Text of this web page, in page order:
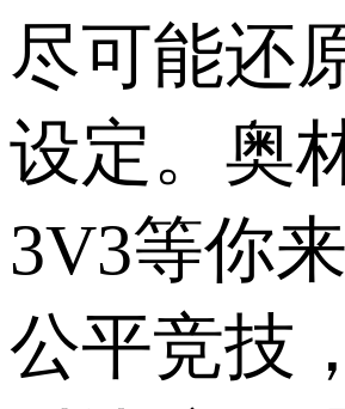
尽可能还
设定。奥
3V3等你
公平竞技